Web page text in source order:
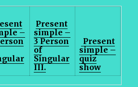
–
Present
simple –
3 Person
of
Singular
III.
Present
simple –
quiz
show